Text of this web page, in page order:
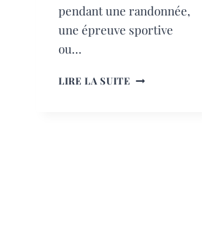
pendant une randonnée,
une épreuve sportive
ou…
LIRE LA SUITE BARRES